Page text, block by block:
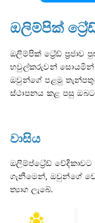
ඔලිම්පික්
ඔලිම්පික් ට්‍රේඩ් ප්‍රජාව
හවුල්කරුවන් සොයමින්
ඔවුන්ගේ පළමු
ස්ථාපනය කළ පසු
වාසිය
ඔලිම්ප්ට්‍රේඩ්
ගැනීමෙන්, ඔවුන්ගේ
ත්‍යාග ලැබේ.